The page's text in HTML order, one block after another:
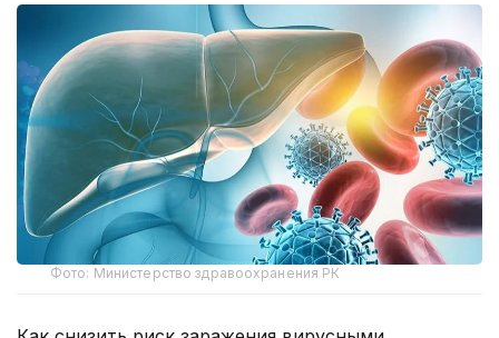
Фото: Министерство здравоохранения РК